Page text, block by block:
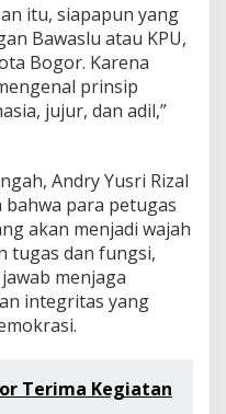
itu, siapapun yang
Bawaslu atau KPU,
Bogor. Karena
prinsip
jujur, dan adil,”
Andry Yusri Rizal
para petugas
akan menjadi wajah
tugas dan fungsi,
menjaga
integritas yang
Terima Kegiatan